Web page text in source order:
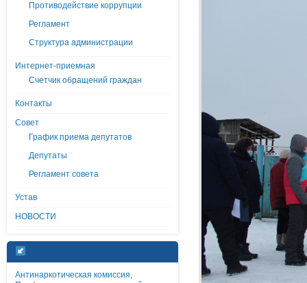
Противодействие коррупции
Регламент
Структура администрации
Интернет-приемная
Счетчик обращений граждан
Контакты
Совет
График приема депутатов
Депутаты
Регламент совета
Устав
НОВОСТИ
Антинаркотическая комиссия,